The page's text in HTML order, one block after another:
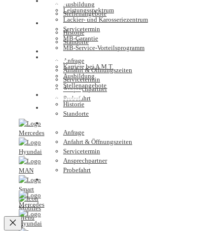
Ausbildung
Stellenangebote
Unternehmen
Historie
Standorte
Kontakt
Anfrage
Anfahrt & Öffnungszeiten
Servicetermin
Ansprechpartner
Probefahrt
Nutzfahrzeugzentrum
✕
Leistungsspektrum
Lackier- und Karosseriezentrum
Servicetermin
MB-Garantie
MB-Service-Vorteilsprogramm
Karriere
Karriere bei A.M.T.
Ausbildung
Stellenangebote
Unternehmen
Historie
Standorte
Anfrage
Anfahrt & Öffnungszeiten
Servicetermin
Ansprechpartner
Probefahrt